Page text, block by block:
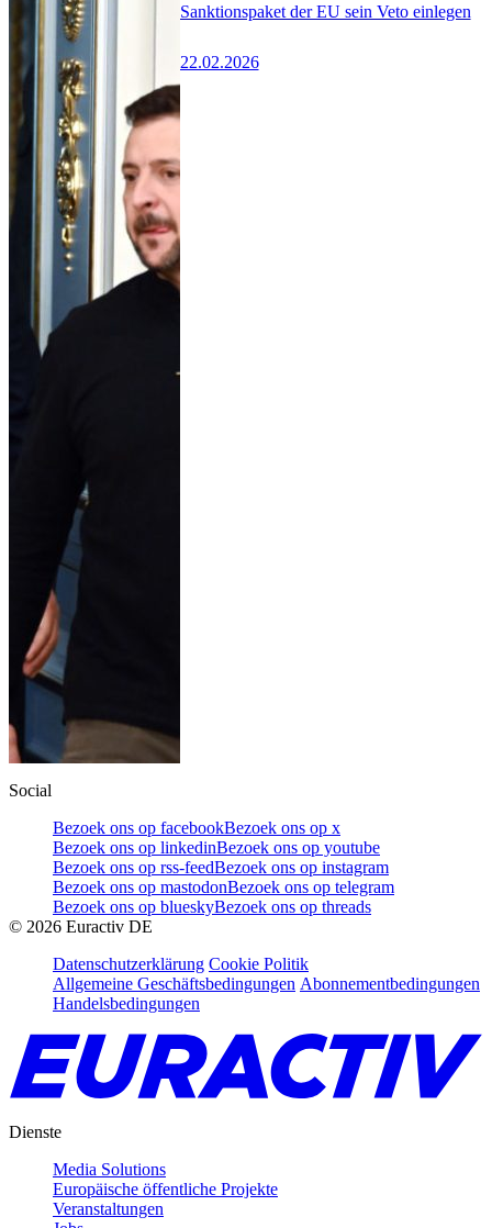
Sanktionspaket der EU sein Veto einlegen
22.02.2026
Social
Bezoek ons op facebookBezoek ons op x
Bezoek ons op linkedinBezoek ons op youtube
Bezoek ons op rss-feedBezoek ons op instagram
Bezoek ons op mastodonBezoek ons op telegram
Bezoek ons op blueskyBezoek ons op threads
© 2026 Euractiv DE
Datenschutzerklärung Cookie Politik
Allgemeine Geschäftsbedingungen Abonnementbedingungen
Handelsbedingungen
Dienste
Media Solutions
Europäische öffentliche Projekte
Veranstaltungen